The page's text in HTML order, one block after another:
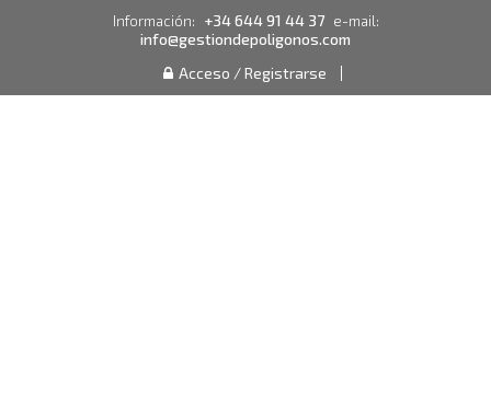
Información: +34 644 91 44 37 e-mail:
info@gestiondepoligonos.com
Acceso / Registrarse